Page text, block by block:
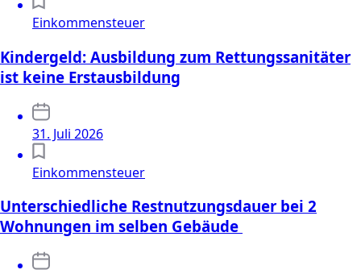
Einkommensteuer
Kindergeld: Ausbildung zum Rettungssanitäter
ist keine Erstausbildung
31. Juli 2026
Einkommensteuer
Unterschiedliche Restnutzungsdauer bei 2
Wohnungen im selben Gebäude